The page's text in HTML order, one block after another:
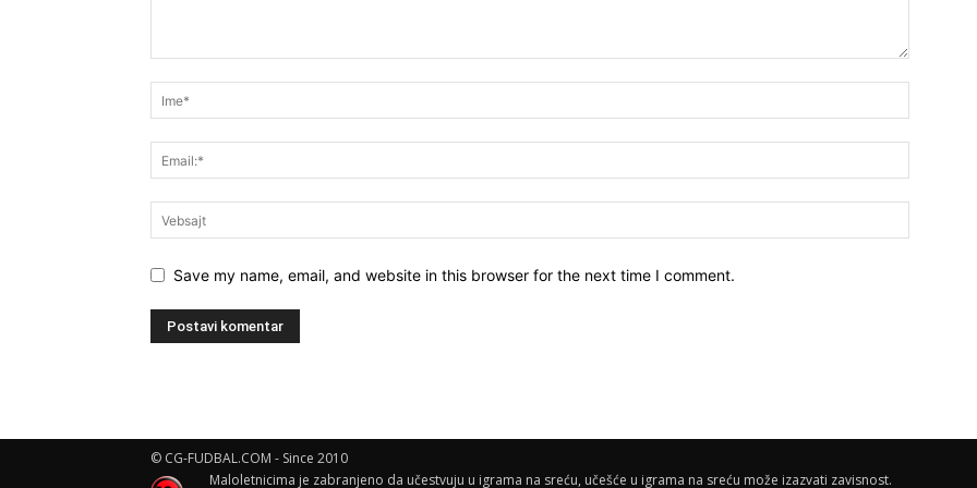
Save my name, email, and website in this browser for the next time I comment.
© CG-FUDBAL.COM - Since 2010
Maloletnicima je zabranjeno da učestvuju u igrama na sreću, učešće u igrama na sreću može izazvati zavisnost.